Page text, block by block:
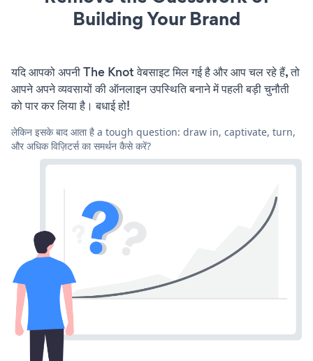
Building Your Brand
यदि आपको अपनी The Knot वेबसाइट मिल गई है और आप चल रहे हैं, तो
आपने अपने व्यवसायों की ऑनलाइन उपस्थिति बनाने में पहली बड़ी चुनौती
को पार कर लिया है। बधाई हो!
लेकिन इसके बाद आता है a tough question: draw in, captivate, turn,
और अधिक विज़िटर्स का समर्थन कैसे करें?